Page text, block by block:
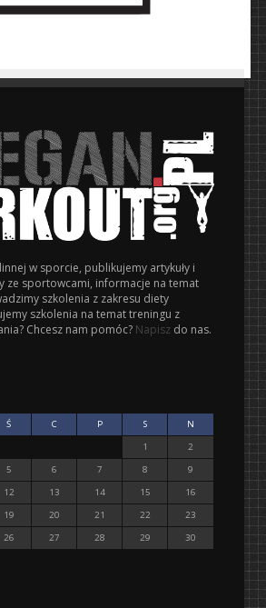
w sporcie, publikujemy artykuły i
ze sportowcami, informacje na temat
szkolenia z zakresu diety
szkolenia na temat treningu z
Chcesz nam pomóc? Napisz do nas.
Ś C P S
N
1
2
5 6 7 8
9
12 13 14 15
16
19 20 21 22
23
26 27 28 29
30